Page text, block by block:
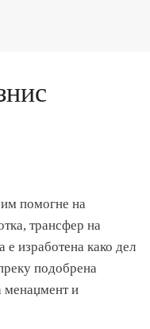
им помогне на
трансфер на
е изработена како дел
подобрена
менаџмент и